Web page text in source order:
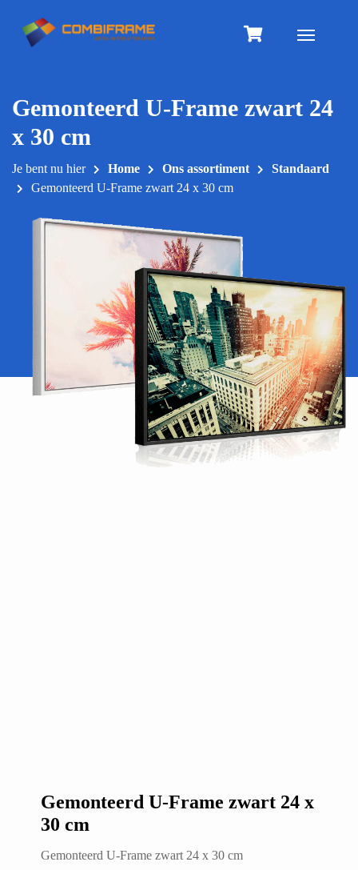
naar
Toggle
Gemonteerd U-Frame zwart 24
x 30 cm
Je bent nu hier Home Ons assortiment
Standaard
Gemonteerd U-Frame zwart 24 x 30 cm
Gemonteerd U-Frame zwart 24 x
30 cm
Gemonteerd U-Frame zwart 24 x 30 cm